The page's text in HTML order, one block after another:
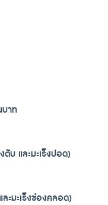
บาท
ตับ และมะเร็งปอด)
ละมะเร็งช่องคลอด)